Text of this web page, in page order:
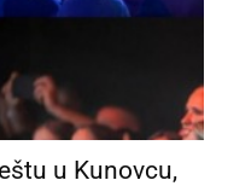
u Kunovcu,